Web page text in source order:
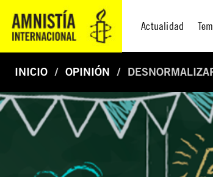
Actualidad
INICIO OPINIÓN